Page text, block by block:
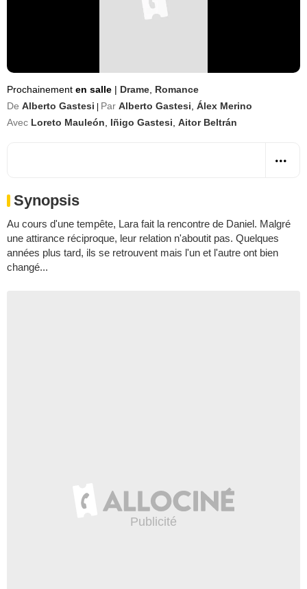
Prochainement en salle | Drame Romance
De Alberto Gastesi Par Alberto Gastesi Álex Merino
Avec Loreto Mauleón Iñigo Gastesi Aitor Beltrán
Synopsis
Au cours d'une tempête, Lara fait la rencontre de Daniel. Malgré
une attirance réciproque, leur relation n'aboutit pas. Quelques
années plus tard, ils se retrouvent mais l'un et l'autre ont bien
changé...